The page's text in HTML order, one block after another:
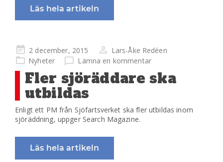
Läs hela artikeln
Publicerad
på
2 december, 2015
Lars-Åke Redéen
Nyheter
Lämna en kommentar
Fler sjöräddare ska
utbildas
Enligt ett PM från Sjöfartsverket ska fler utbildas inom
sjöräddning, uppger Search Magazine.
Läs hela artikeln